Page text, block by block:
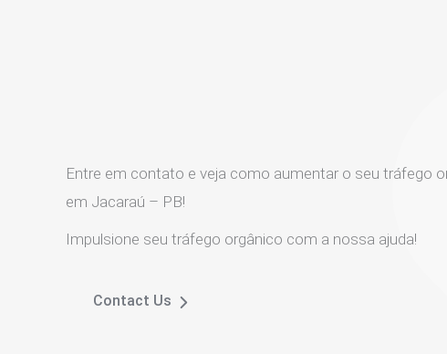
Entre em contato e veja como aumentar o seu tráfego
em Jacaraú – PB!
Impulsione seu tráfego orgânico com a nossa ajuda!
Contact Us